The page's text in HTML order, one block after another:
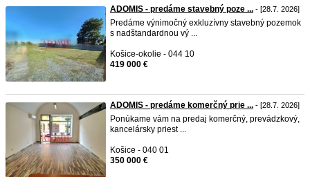
ADOMIS - predáme stavebný poze ... - [28.7. 2026]
Predáme výnimočný exkluzívny stavebný pozemok
s nadštandardnou vý ...
Košice-okolie - 044 10
419 000 €
ADOMIS - predáme komerčný prie ... - [28.7. 2026]
Ponúkame vám na predaj komerčný, prevádzkový,
kancelársky priest ...
Košice - 040 01
350 000 €